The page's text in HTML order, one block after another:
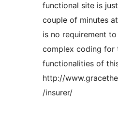
functional site is
couple of minutes
is no requirement
complex coding for
functionalities of
http://
/insurer/